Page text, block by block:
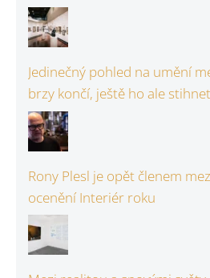
Jedinečný pohled na umění
brzy končí, ještě ho ale
Rony Plesl je opět členem
ocenění Interiér roku